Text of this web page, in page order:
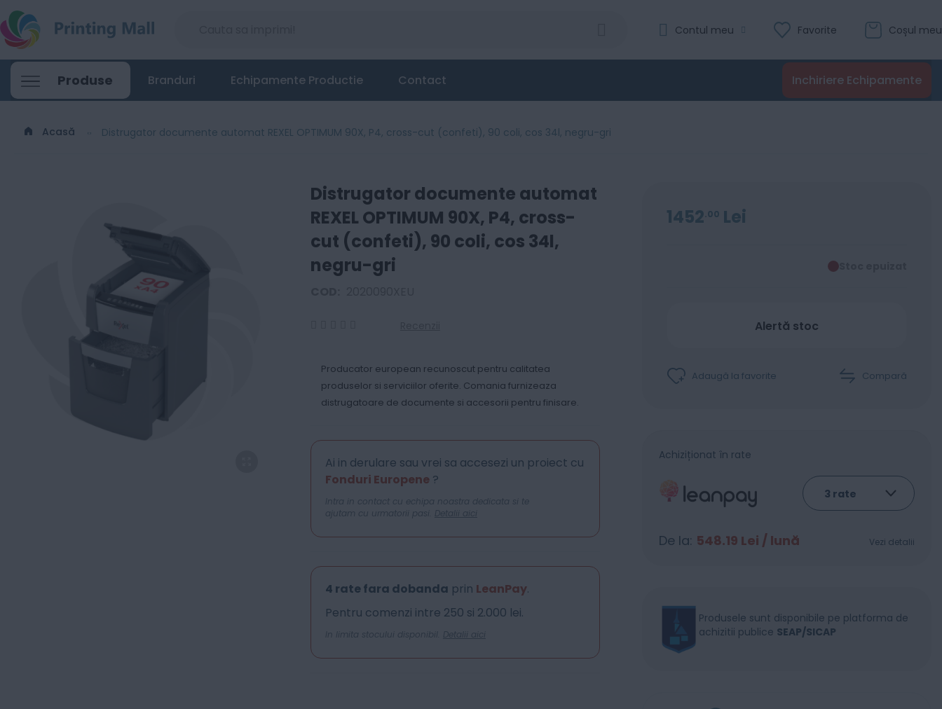
Coșul meu
Favorite
Contul meu
Produse Inchiriere Echipamente
Branduri Echipamente Productie Contact
Acasă Distrugator documente automat REXEL OPTIMUM 90X, P4, cross-cut (confeti), 90 coli, cos 34l, negru-gri
Distrugator documente automat
REXEL OPTIMUM 90X, P4, cross-
cut (confeti), 90 coli, cos 34l,
negru-gri
Producator european recunoscut pentru calitatea
produselor si serviciilor oferite. Comania furnizeaza
distrugatoare de documente si accesorii pentru finisare.
Ai in derulare sau vrei sa accesezi un proiect cu
Fonduri Europene?
Intra in contact cu echipa noastra dedicata si te
ajutam cu urmatorii pasi. Detalii aici
4 rate fara dobanda prin LeanPay.
Pentru comenzi intre 250 si 2.000 lei.
In limita stocului disponibil. Detalii aici
1452 00 Lei
Stoc epuizat
Alertă stoc
Adaugă la favorite Compară
Achiziționat în rate
De la: 548.19 Lei / lună Vezi detalii
Produsele sunt disponibile pe platforma de
achizitii publice SEAP/SICAP